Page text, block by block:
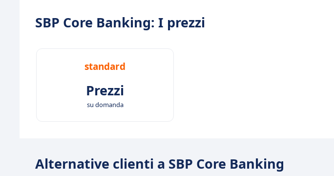
SBP Core Banking: I prezzi
standard
Prezzi
su domanda
Alternative clienti a SBP Core Banking